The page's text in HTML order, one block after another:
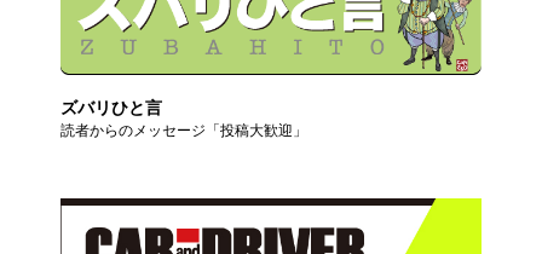
ズバリひと言
読者からのメッセージ「投稿大歓迎」